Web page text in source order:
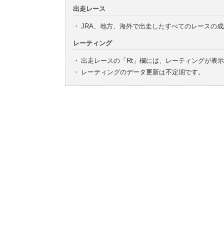
出走レース
・ JRA、地方、海外で出走したすべてのレースの
レーティング
・ 出走レースの「Rt」欄には、レーティングが表
・
レーティングのデータ更新は不定期です。